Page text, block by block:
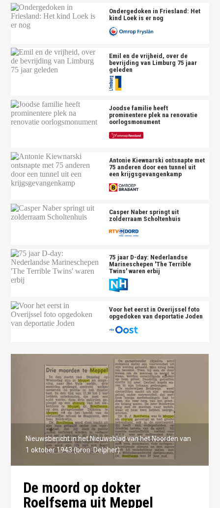
Ondergedoken in Friesland: Het
kind Loek is er nog
Emil en de vrijheid, over de
bevrijding van Limburg 75 jaar
geleden
Joodse familie heeft
prominentere plek na renovatie
oorlogsmonument
Antonie Kiewnarski ontsnapte met
75 anderen door een tunnel uit
een krijgsgevangenkamp
Casper Naber springt uit
zolderraam Scholtenhuis
75 jaar D-day: Nederlandse
Marineschepen 'The Terrible
Twins' waren erbij
Voor het eerst in Overijssel foto
opgedoken van deportatie Joden
Nieuwsbericht in het Nieuwsblad van het Noorden van
1 oktober 1943 (bron: Delpher)
De moord op dokter
Roelfsema uit Meppel